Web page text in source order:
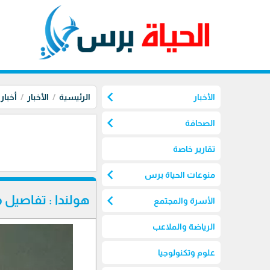
الأخبار chevron_left
الصحافة chevron_left
تقارير خاصة
منوعات الحياة برس chevron_left
الأسرة والمجتمع chevron_left
الرياضة والملاعب
علوم وتكنولوجيا
الرئيسية الأخبار أخبار
هولندا :